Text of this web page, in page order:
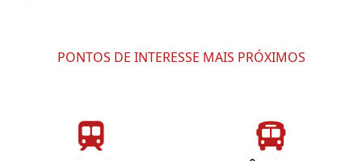
PONTOS DE INTERESSE MAIS PRÓXIMOS